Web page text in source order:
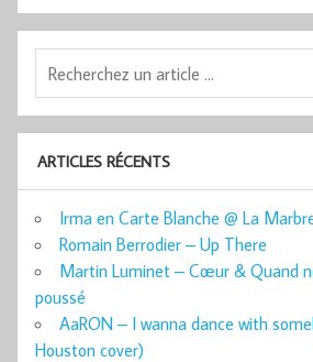
ARTICLES RÉCENTS
Irma en Carte Blanche @ La
Romain Berrodier – Up There
Martin Luminet – Cœur & Quand
poussé
AaRON – I wanna dance with
Houston cover)